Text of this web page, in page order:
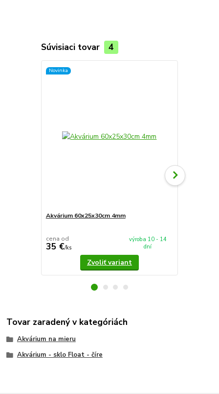
Súvisiaci tovar 4
Novinka
Akvárium 60x25x30cm 4mm
cena od
35 €/ks
výroba 10 - 14
dní
Zvoliť variant
Tovar zaradený v kategóriách
Akvárium na mieru
Akvárium - sklo Float - číre